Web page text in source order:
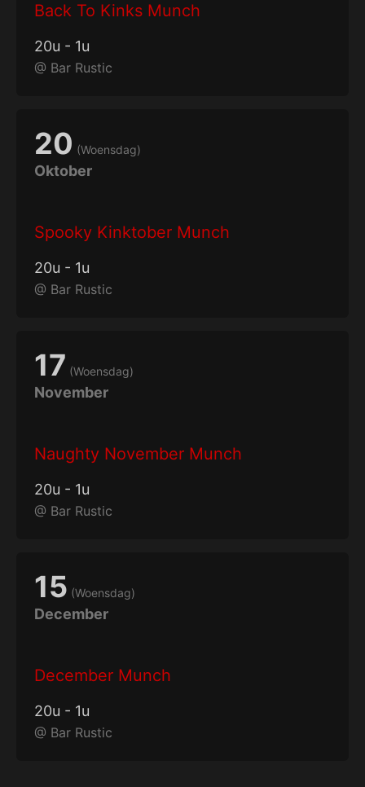
Back To Kinks Munch
20u - 1u
@ Bar Rustic
20 (Woensdag)
Oktober
Spooky Kinktober Munch
20u - 1u
@ Bar Rustic
17 (Woensdag)
November
Naughty November Munch
20u - 1u
@ Bar Rustic
15 (Woensdag)
December
December Munch
20u - 1u
@ Bar Rustic